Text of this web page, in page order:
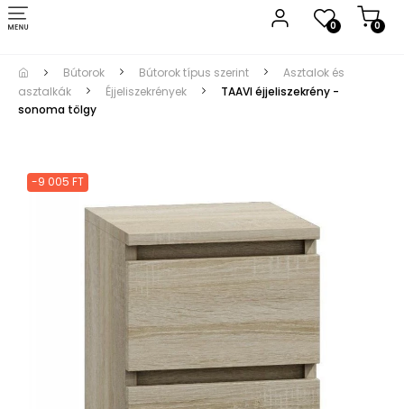
0 0
Toggle
navigation
Bútorok Bútorok típus szerint
Asztalok és
asztalkák
Éjjeliszekrények
TAAVI éjjeliszekrény -
sonoma tölgy
-9 005 FT